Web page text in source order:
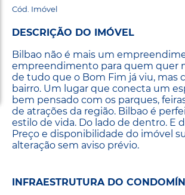
Cód. Imóvel
DESCRIÇÃO DO IMÓVEL
Bilbao não é mais um
empreendimento para quem quer
de tudo que o Bom Fim já viu, mas
bairro. Um lugar que conecta um
bem pensado com os parques,
de atrações da região. Bilbao é
estilo de vida. Do lado de dentro. E
Preço e disponibilidade do imóvel
alteração sem aviso prévio.
INFRAESTRUTURA DO